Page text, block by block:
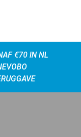
€70 IN NL